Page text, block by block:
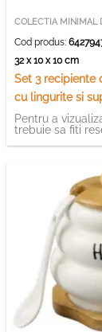
COLECTIA MINIMAL
Cod produs:
32 x 10 x 10 cm
Set 3 recipiente
cu lingurite si
bambus
Pentru a
trebuie sa fiti